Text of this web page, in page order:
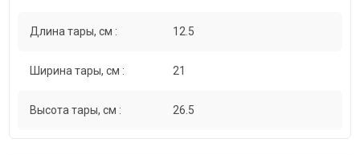
Длина тары, см : 12.5
Ширина тары, см : 21
Высота тары, см : 26.5